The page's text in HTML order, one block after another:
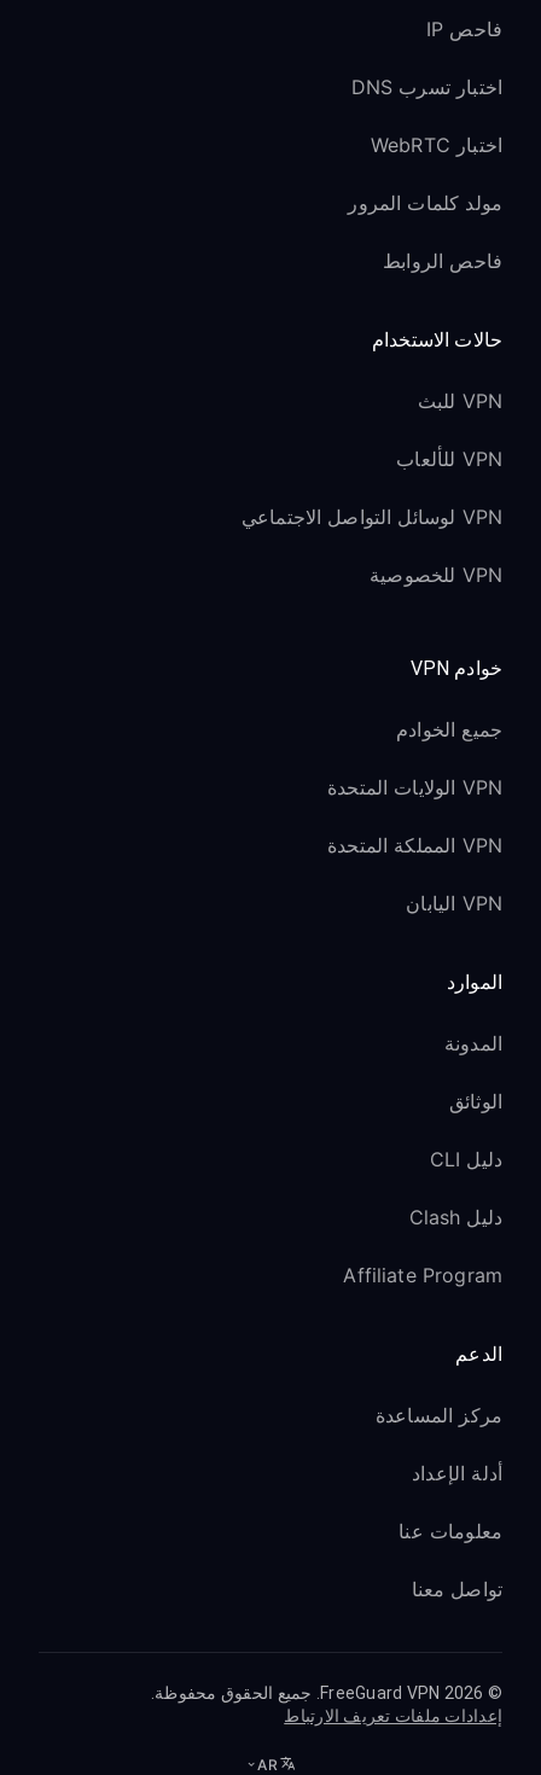
فاحص IP
اختبار تسرب DNS
اختبار WebRTC
مولد كلمات المرور
فاحص الروابط
حالات الاستخدام
VPN للبث
VPN للألعاب
VPN لوسائل التواصل الاجتماعي
VPN للخصوصية
خوادم VPN
جميع الخوادم
VPN الولايات المتحدة
VPN المملكة المتحدة
VPN اليابان
الموارد
المدونة
الوثائق
دليل CLI
دليل Clash
Affiliate Program
الدعم
مركز المساعدة
أدلة الإعداد
معلومات عنا
تواصل معنا
© 2026 FreeGuard VPN. جميع الحقوق محفوظة.
إعدادات ملفات تعريف الارتباط
AR